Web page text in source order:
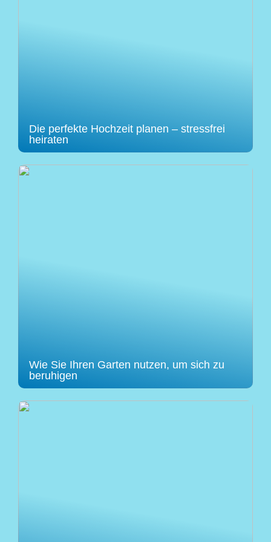
Die perfekte Hochzeit planen – stressfrei
heiraten
Wie Sie Ihren Garten nutzen, um sich zu
beruhigen